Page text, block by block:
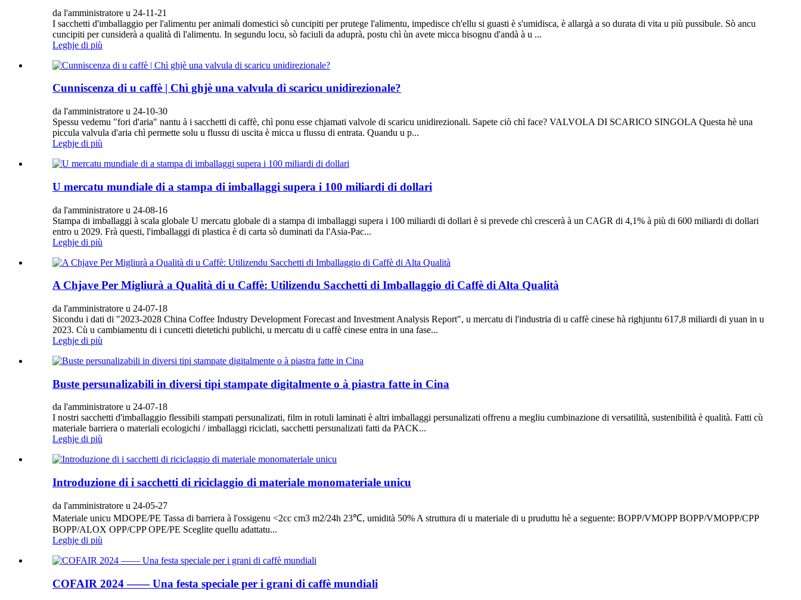
da l'amministratore u 24-11-21
I sacchetti d'imballaggio per l'alimentu per animali domestici sò cuncipiti per prutege l'alimentu, impedisce ch'ellu si guasti è s'umidisca, è allargà a so durata di vita u più pussibule. Sò ancu
cuncipiti per cunsiderà a qualità di l'alimentu. In segundu locu, sò faciuli da aduprà, postu chì ùn avete micca bisognu d'andà à u ...
Leghje di più
Cunniscenza di u caffè | Chì ghjè una valvula di scaricu unidirezionale?
da l'amministratore u 24-10-30
Spessu vedemu "fori d'aria" nantu à i sacchetti di caffè, chì ponu esse chjamati valvole di scaricu unidirezionali. Sapete ciò chì face? VALVOLA DI SCARICO SINGOLA Questa hè una
piccula valvula d'aria chì permette solu u flussu di uscita è micca u flussu di entrata. Quandu u p...
Leghje di più
U mercatu mundiale di a stampa di imballaggi supera i 100 miliardi di dollari
da l'amministratore u 24-08-16
Stampa di imballaggi à scala globale U mercatu globale di a stampa di imballaggi supera i 100 miliardi di dollari è si prevede chì crescerà à un CAGR di 4,1% à più di 600 miliardi di dollari
entro u 2029. Frà questi, l'imballaggi di plastica è di carta sò duminati da l'Asia-Pac...
Leghje di più
A Chjave Per Migliurà a Qualità di u Caffè: Utilizendu Sacchetti di Imballaggio di Caffè di Alta Qualità
da l'amministratore u 24-07-18
Sicondu i dati di "2023-2028 China Coffee Industry Development Forecast and Investment Analysis Report", u mercatu di l'industria di u caffè cinese hà righjuntu 617,8 miliardi di yuan in u
2023. Cù u cambiamentu di i cuncetti dietetichi publichi, u mercatu di u caffè cinese entra in una fase...
Leghje di più
Buste persunalizabili in diversi tipi stampate digitalmente o à piastra fatte in Cina
da l'amministratore u 24-07-18
I nostri sacchetti d'imballaggio flessibili stampati persunalizati, film in rotuli laminati è altri imballaggi persunalizati offrenu a megliu cumbinazione di versatilità, sustenibilità è qualità. Fatti cù
materiale barriera o materiali ecologichi / imballaggi riciclati, sacchetti persunalizati fatti da PACK...
Leghje di più
Introduzione di i sacchetti di riciclaggio di materiale monomateriale unicu
da l'amministratore u 24-05-27
Materiale unicu MDOPE/PE Tassa di barriera à l'ossigenu <2cc cm3 m2/24h 23℃, umidità 50% A struttura di u materiale di u pruduttu hè a seguente: BOPP/VMOPP BOPP/VMOPP/CPP
BOPP/ALOX OPP/CPP OPE/PE Sceglite quellu adattatu...
Leghje di più
COFAIR 2024 —— Una festa speciale per i grani di caffè mundiali